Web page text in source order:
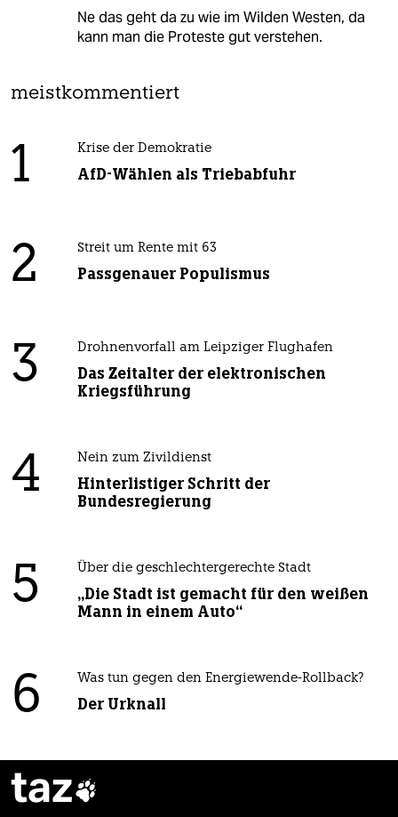
Ne das geht da zu wie im Wilden Westen, da
kann man die Proteste gut verstehen.
meistkommentiert
1 Krise der Demokratie
AfD-Wählen als Triebabfuhr
2 Streit um Rente mit 63
Passgenauer Populismus
3 Drohnenvorfall am Leipziger Flughafen
Das Zeitalter der elektronischen
Kriegsführung
4 Nein zum Zivildienst
Hinterlistiger Schritt der
Bundesregierung
5 Über die geschlechtergerechte Stadt
„Die Stadt ist gemacht für den weißen
Mann in einem Auto“
6 Was tun gegen den Energiewende-Rollback?
Der Urknall
taz